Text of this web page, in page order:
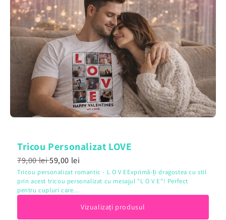
Tricou Personalizat LOVE
79,00 lei59,00 lei
Tricou personalizat romantic - L O V EExprimă-ți dragostea cu stil
prin acest tricou personalizat cu mesajul "L O V E"! Perfect
pentru cupluri care...
Vizualizați produsul